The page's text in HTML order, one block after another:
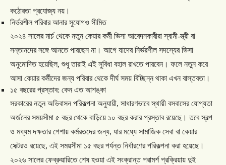
কঠোরতা প্রযোজ্য নয়।
নির্ভরশীল পরিবার আনার সুযোগও সীমিত
২০২৪ সালের মার্চ থেকে নতুন কেয়ার কর্মী ভিসা আবেদনকারীরা স্বামী-স্ত্রী বা
সন্তানদের সঙ্গে আনতে পারছেন না। আগে যাদের নির্ভরশীল সদস্যের ভিসা
অনুমোদিত হয়েছিল,শুধু তারাই এই সুবিধা বহাল রাখতে পারবেন। ফলে নতুন করে
আসা কেয়ার কর্মীদের জন্য পরিবার থেকে দীর্ঘ সময় বিচ্ছিন্ন থাকা এখন বাস্তবতা।
১৫ বছরের প্রস্তাব: কেন এত আশঙ্কা
সরকারের নতুন অভিবাসন পরিকল্পনা অনুযায়ী, সাধারণভাবে স্থায়ী বসবাসের যোগ্যতা
অর্জনের সময়সীমা ৫ বছর থেকে বাড়িয়ে ১০ বছর করার প্রস্তাব রয়েছে। তবে স্বল্প
ও মধ্যম দক্ষতার পেশায় কর্মরতদের জন্য, যার মধ্যে সামাজিক সেবা বা কেয়ার
সেক্টরও রয়েছে, এই সময়সীমা ১৫ বছর পর্যন্ত নির্ধারণের পরিকল্পনা করা হয়েছে।
২০২৬ সালের ফেব্রুয়ারিতে শেষ হওয়া এই সংক্রান্ত পরামর্শ প্রক্রিয়ায় দুই